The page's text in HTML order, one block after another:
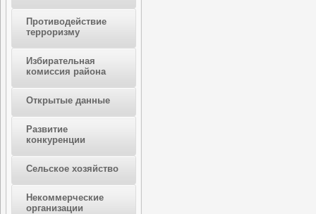
Противодействие
терроризму
Избирательная
комиссия района
Открытые данные
Развитие
конкуренции
Сельское хозяйство
Некоммерческие
организации